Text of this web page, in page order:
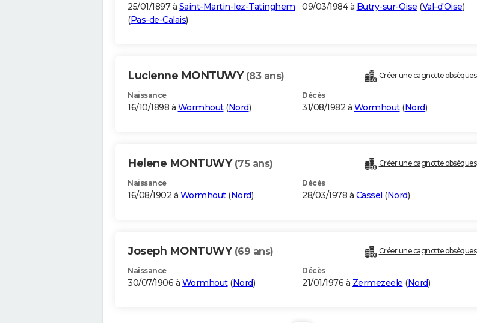
25/01/1897 à Saint-Martin-lez-Tatinghem
(Pas-de-Calais)
09/03/1984 à Butry-sur-Oise (Val-d'Oise)
Lucienne MONTUWY (83 ans) Créer une cagnotte obsèques
Naissance
16/10/1898 à Wormhout(Nord)
Décès
31/08/1982 à Wormhout(Nord)
Helene MONTUWY (75 ans) Créer une cagnotte obsèques
Naissance
16/08/1902 à Wormhout(Nord)
Décès
28/03/1978 à Cassel (Nord)
Joseph MONTUWY (69 ans) Créer une cagnotte obsèques
Naissance
30/07/1906 à Wormhout(Nord)
Décès
21/01/1976 à Zermezeele (Nord)